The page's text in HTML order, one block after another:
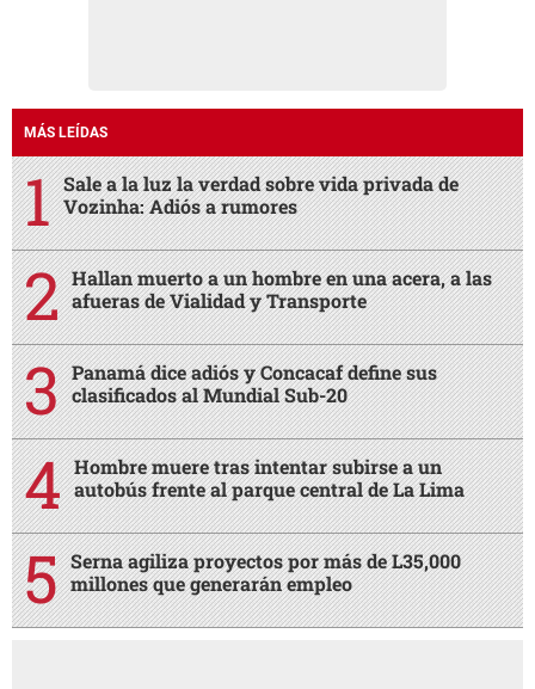
MÁS LEÍDAS
Sale a la luz la verdad sobre vida privada de
Vozinha: Adiós a rumores
Hallan muerto a un hombre en una acera, a las
afueras de Vialidad y Transporte
Panamá dice adiós y Concacaf define sus
clasificados al Mundial Sub-20
Hombre muere tras intentar subirse a un
autobús frente al parque central de La Lima
Serna agiliza proyectos por más de L35,000
millones que generarán empleo